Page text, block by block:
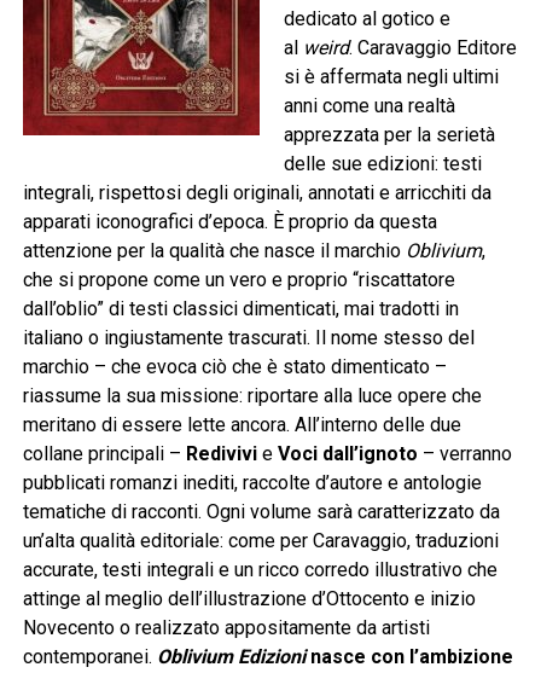
dedicato al gotico e
al weird. Caravaggio Editore
si è affermata negli ultimi
anni come una realtà
apprezzata per la serietà
delle sue edizioni: testi
integrali, rispettosi degli originali, annotati e arricchiti da
apparati iconografici d’epoca. È proprio da questa
attenzione per la qualità che nasce il marchio Oblivium,
che si propone come un vero e proprio “riscattatore
dall’oblio” di testi classici dimenticati, mai tradotti in
italiano o ingiustamente trascurati. Il nome stesso del
marchio – che evoca ciò che è stato dimenticato –
riassume la sua missione: riportare alla luce opere che
meritano di essere lette ancora. All’interno delle due
collane principali – Redivivie Voci dall’ignoto – verranno
pubblicati romanzi inediti, raccolte d’autore e antologie
tematiche di racconti. Ogni volume sarà caratterizzato da
un’alta qualità editoriale: come per Caravaggio, traduzioni
accurate, testi integrali e un ricco corredo illustrativo che
attinge al meglio dell’illustrazione d’Ottocento e inizio
Novecento o realizzato appositamente da artisti
contemporanei. Oblivium Edizioninasce con l’ambizione